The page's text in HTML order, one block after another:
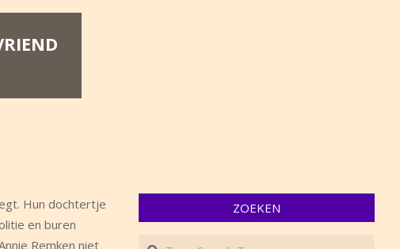
Hun dochtertje
en buren
Remken niet
ZOEKEN
Search